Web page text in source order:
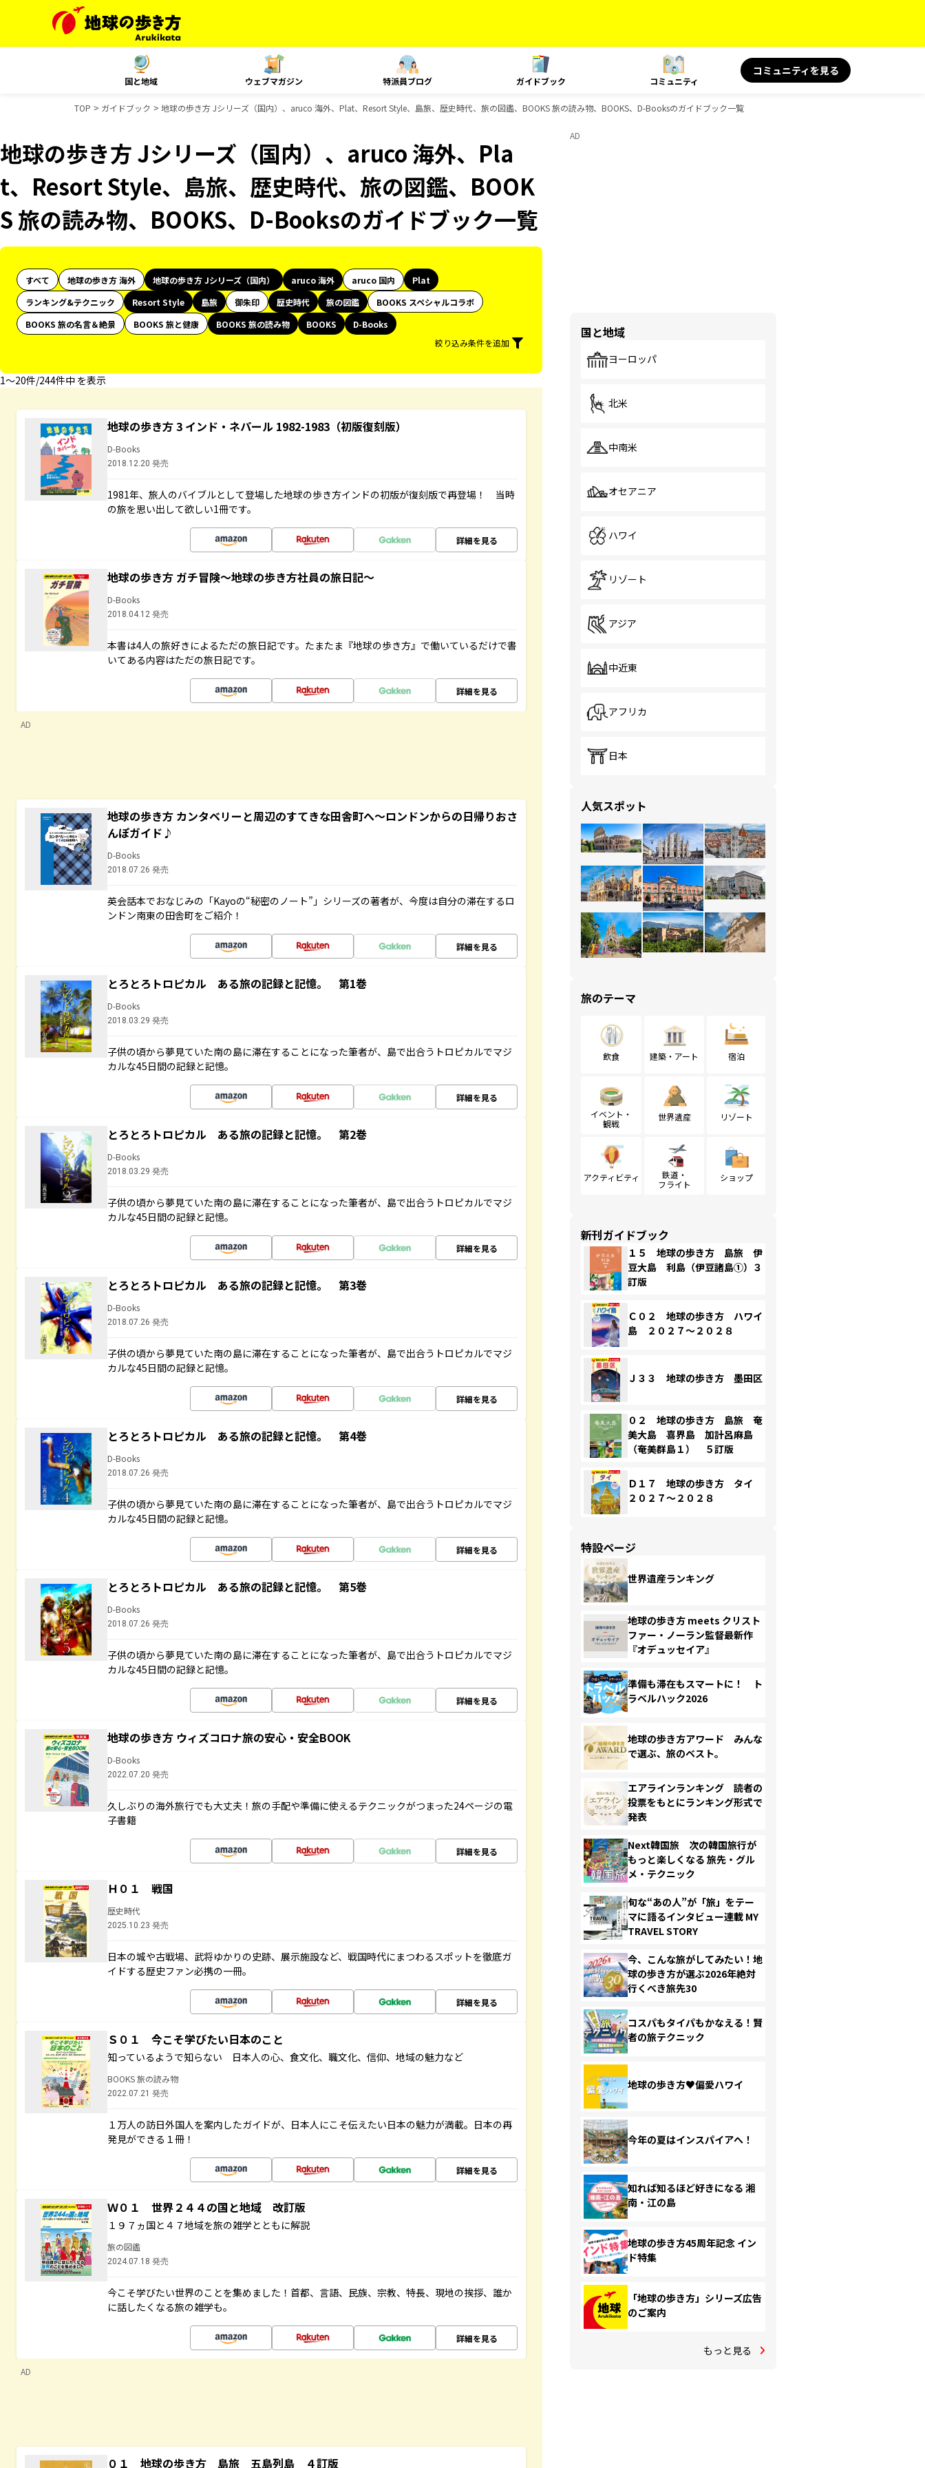
国と地域 ウェブマガジン 特派員ブログ ガイドブック コミュニティ
コミュニティを見る
TOP ガイドブック 地球の歩き方 Jシリーズ（国内）、aruco 海外、Plat、Resort Style、島旅、歴史時代、旅の図鑑、BOOKS 旅の読み物、BOOKS、D-Booksのガイドブック一覧
地球の歩き方 Jシリーズ（国内）、aruco 海外、Pla
t、Resort Style、島旅、歴史時代、旅の図鑑、BOOK
S 旅の読み物、BOOKS、D-Booksのガイドブック一覧
すべて 地球の歩き方 海外 地球の歩き方 Jシリーズ（国内） aruco 海外 aruco 国内
Plat
ランキング&テクニック
Resort Style 島旅 御朱印 歴史時代 旅の図鑑
BOOKS スペシャルコラボ
BOOKS 旅の名言＆絶景
BOOKS 旅と健康 BOOKS 旅の読み物 BOOKS
D-Books
絞り込み条件を追加
1〜20件/244件中 を表示
地球の歩き方 3 インド・ネパール 1982-1983（初版復刻版）
D-Books
2018.12.20 発売
1981年、旅人のバイブルとして登場した地球の歩き方インドの初版が復刻版で再登場！ 当時
の旅を思い出して欲しい1冊です。
詳細を見る
地球の歩き方 ガチ冒険～地球の歩き方社員の旅日記～
D-Books
2018.04.12 発売
本書は4人の旅好きによるただの旅日記です。たまたま『地球の歩き方』で働いているだけで書
いてある内容はただの旅日記です。
詳細を見る
AD
地球の歩き方 カンタベリーと周辺のすてきな田舎町へ～ロンドンからの日帰りおさ
んぽガイド♪
D-Books
2018.07.26 発売
英会話本でおなじみの「Kayoの“秘密のノート”」シリーズの著者が、今度は自分の滞在するロ
ンドン南東の田舎町をご紹介！
詳細を見る
とろとろトロピカル ある旅の記録と記憶。 第1巻
D-Books
2018.03.29 発売
子供の頃から夢見ていた南の島に滞在することになった筆者が、島で出合うトロピカルでマジ
カルな45日間の記録と記憶。
詳細を見る
とろとろトロピカル ある旅の記録と記憶。 第2巻
D-Books
2018.03.29 発売
子供の頃から夢見ていた南の島に滞在することになった筆者が、島で出合うトロピカルでマジ
カルな45日間の記録と記憶。
詳細を見る
とろとろトロピカル ある旅の記録と記憶。 第3巻
D-Books
2018.07.26 発売
子供の頃から夢見ていた南の島に滞在することになった筆者が、島で出合うトロピカルでマジ
カルな45日間の記録と記憶。
詳細を見る
とろとろトロピカル ある旅の記録と記憶。 第4巻
D-Books
2018.07.26 発売
子供の頃から夢見ていた南の島に滞在することになった筆者が、島で出合うトロピカルでマジ
カルな45日間の記録と記憶。
詳細を見る
とろとろトロピカル ある旅の記録と記憶。 第5巻
D-Books
2018.07.26 発売
子供の頃から夢見ていた南の島に滞在することになった筆者が、島で出合うトロピカルでマジ
カルな45日間の記録と記憶。
詳細を見る
地球の歩き方 ウィズコロナ旅の安心・安全BOOK
D-Books
2022.07.20 発売
久しぶりの海外旅行でも大丈夫！旅の手配や準備に使えるテクニックがつまった24ページの電
子書籍
詳細を見る
Ｈ０１ 戦国
歴史時代
2025.10.23 発売
日本の城や古戦場、武将ゆかりの史跡、展示施設など、戦国時代にまつわるスポットを徹底ガ
イドする歴史ファン必携の一冊。
詳細を見る
Ｓ０１ 今こそ学びたい日本のこと
知っているようで知らない 日本人の心、食文化、職文化、信仰、地域の魅力など
BOOKS 旅の読み物
2022.07.21 発売
１万人の訪日外国人を案内したガイドが、日本人にこそ伝えたい日本の魅力が満載。日本の再
発見ができる１冊！
詳細を見る
Ｗ０１ 世界２４４の国と地域 改訂版
１９７ヵ国と４７地域を旅の雑学とともに解説
旅の図鑑
2024.07.18 発売
今こそ学びたい世界のことを集めました！首都、言語、民族、宗教、特長、現地の挨拶、誰か
に話したくなる旅の雑学も。
詳細を見る
AD
０１ 地球の歩き方 島旅 五島列島 ４訂版
AD
国と地域
ヨーロッパ
北米
中南米
オセアニア
ハワイ
リゾート
アジア
中近東
アフリカ
日本
人気スポット
旅のテーマ
飲食 建築・アート 宿泊
イベント・
観戦
世界遺産 リゾート
アクティビティ
鉄道・
フライト
ショップ
新刊ガイドブック
１５ 地球の歩き方 島旅 伊
豆大島 利島（伊豆諸島①）３
訂版
Ｃ０２ 地球の歩き方 ハワイ
島 ２０２７～２０２８
Ｊ３３ 地球の歩き方 墨田区
０２ 地球の歩き方 島旅 奄
美大島 喜界島 加計呂麻島
（奄美群島１） ５訂版
Ｄ１７ 地球の歩き方 タイ
２０２７～２０２８
特設ページ
世界遺産ランキング
地球の歩き方 meets クリスト
ファー・ノーラン監督最新作
『オデュッセイア』
準備も滞在もスマートに！ ト
ラベルハック2026
地球の歩き方アワード みんな
で選ぶ、旅のベスト。
エアラインランキング 読者の
投票をもとにランキング形式で
発表
Next韓国旅 次の韓国旅行が
もっと楽しくなる 旅先・グル
メ・テクニック
旬な“あの人”が「旅」をテー
マに語るインタビュー連載 MY
TRAVEL STORY
今、こんな旅がしてみたい！地
球の歩き方が選ぶ2026年絶対
行くべき旅先30
コスパもタイパもかなえる！賢
者の旅テクニック
地球の歩き方♥偏愛ハワイ
今年の夏はインスパイアへ！
知れば知るほど好きになる 湘
南・江の島
地球の歩き方45周年記念 イン
ド特集
「地球の歩き方」シリーズ広告
のご案内
もっと見る